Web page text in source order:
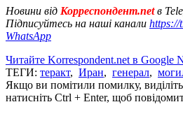
Новини від Корреспондент.netв
Підписуйтесь на наші канали https://
WhatsApp
Читайте Korrespondent.net в Google
ТЕГИ: теракт, Иран, генерал,
Якщо ви помітили помилку, виділіть
натисніть Ctrl + Enter, щоб